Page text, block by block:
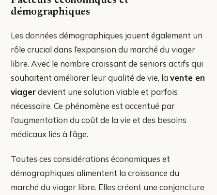
démographiques
Les données démographiques jouent également un
rôle crucial dans l’expansion du marché du viager
libre. Avec le nombre croissant de seniors actifs qui
souhaitent améliorer leur qualité de vie, lavente en
viagerdevient une solution viable et parfois
nécessaire. Ce phénomène est accentué par
l’augmentation du coût de la vie et des besoins
médicaux liés à l’âge.
Toutes ces considérations économiques et
démographiques alimentent la croissance du
marché du viager libre. Elles créent une conjoncture